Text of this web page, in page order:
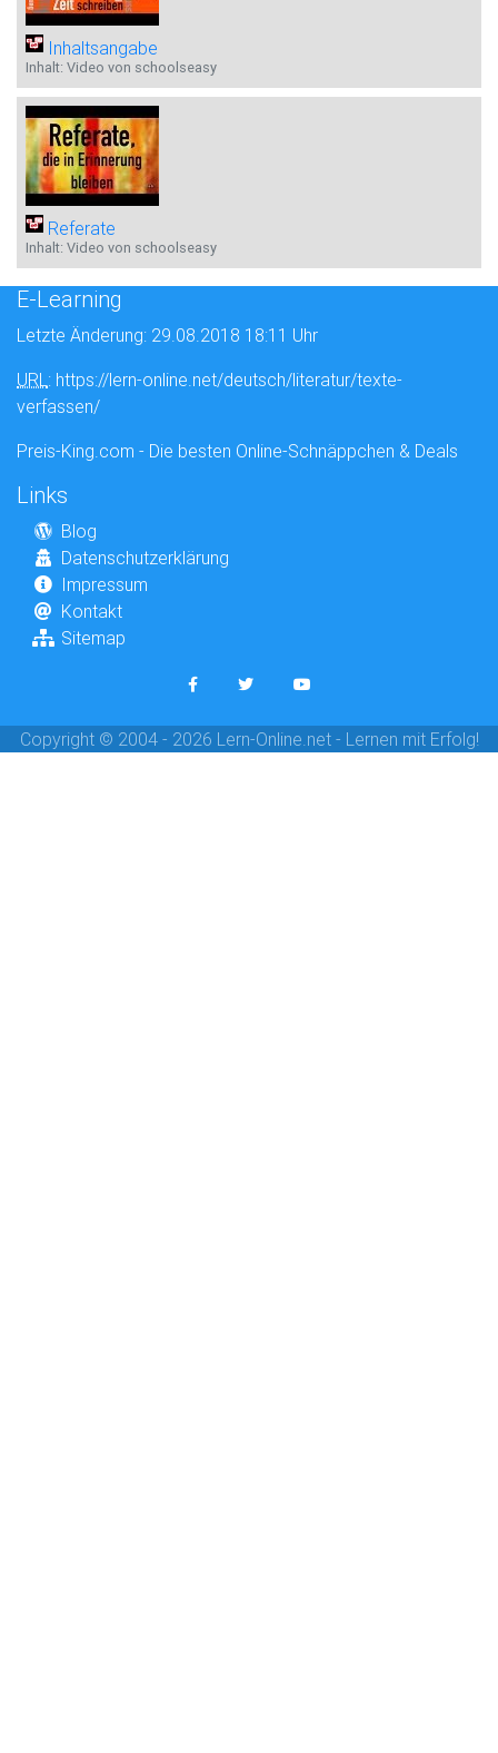
Inhaltsangabe
Inhalt: Video von schoolseasy
Referate
Inhalt: Video von schoolseasy
E-Learning
Letzte Änderung: 29.08.2018 18:11 Uhr
URL: https://lern-online.net/deutsch/literatur/texte-
verfassen/
Preis-King.com - Die besten Online-Schnäppchen & Deals
Links
Blog
Datenschutzerklärung
Impressum
Kontakt
Sitemap
Copyright © 2004 - 2026 Lern-Online.net - Lernen mit Erfolg!